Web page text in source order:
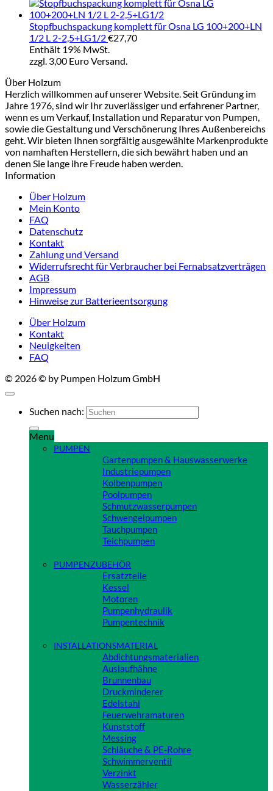
Stopfbuchspackung komplett für Osna LG 100+200+LN
1/2 L 2-2,5+LG1/2€27,70
Enthält 19% MwSt.
zzgl. 3,00 Euro Versand.
Über Holzum
Herzlich willkommen auf unserer Website. Seit Gründung im
Jahre 1976, sind wir Ihr zuverlässiger und erfahrener Partner,
wenn es um Verkauf, Installation und Reparatur von Pumpen,
sowie die Gestaltung und Verschönerung Ihres Außenbereichs
geht. Wir bieten Ihnen sorgfältig ausgewählte Markenprodukte
von namhaften Herstellern, die sich bewährt haben und an
denen Sie lange ihre Freude haben werden.
Information
Über Holzum
Mein Konto
FAQ
Datenschutz
Kontakt
Zahlung und Versand
Widerrufsrecht für Verbraucher bei Fernabsatzverträgen
AGB
Impressum
Hinweise zur Batterieentsorgung
Über Holzum
Kontakt
Neuigkeiten
FAQ
© 2026 © by Pumpen Holzum GmbH
Suchen nach:
Menu
PUMPEN
Gartenpumpen & Hauswasserwerke
Industriepumpen
Kolbenpumpen
Poolpumpen
Schmutzwasserpumpen
Schwengelpumpen
Tauchpumpen
Teichpumpen
PUMPENZUBEHÖR
Ersatzteile
Kessel
Motoren
Pumpenhydraulik
Pumpentechnik
INSTALLATIONSMATERIAL
Abdichtungsmaterialien
Auslaufhähne
Brunnenbau
Druckminderer
Edelstahl
Feuerwehramaturen
Kunststoff
Messing
Schläuche & PE-Rohre
Schwimmerventil
Verzinkt
Wasserzähler